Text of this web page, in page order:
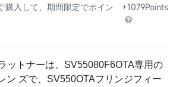
購入して、期間限定でポイン
+1079Points
ットナーは、SV55080F6OTA専用の
ン ズで、SV550OTAフリンジフィー